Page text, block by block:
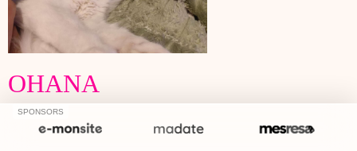
OHANA
SPONSORS